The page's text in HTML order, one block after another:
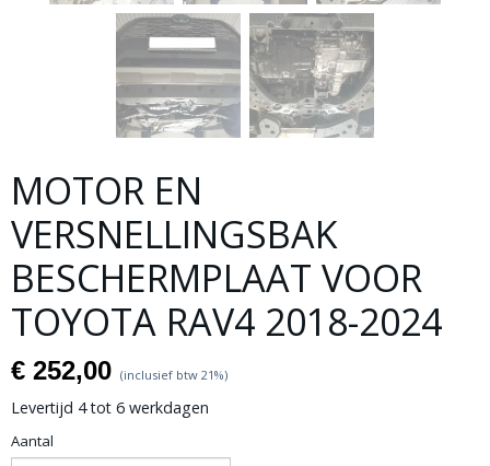
MOTOR EN
VERSNELLINGSBAK
BESCHERMPLAAT VOOR
TOYOTA RAV4 2018-2024
€ 252,00 (inclusief btw 21%)
Levertijd 4 tot 6 werkdagen
Aantal